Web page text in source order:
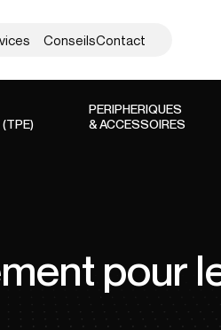
ConseilsContact
(TPE)
PERIPHERIQUES
& ACCESSOIRES
pour